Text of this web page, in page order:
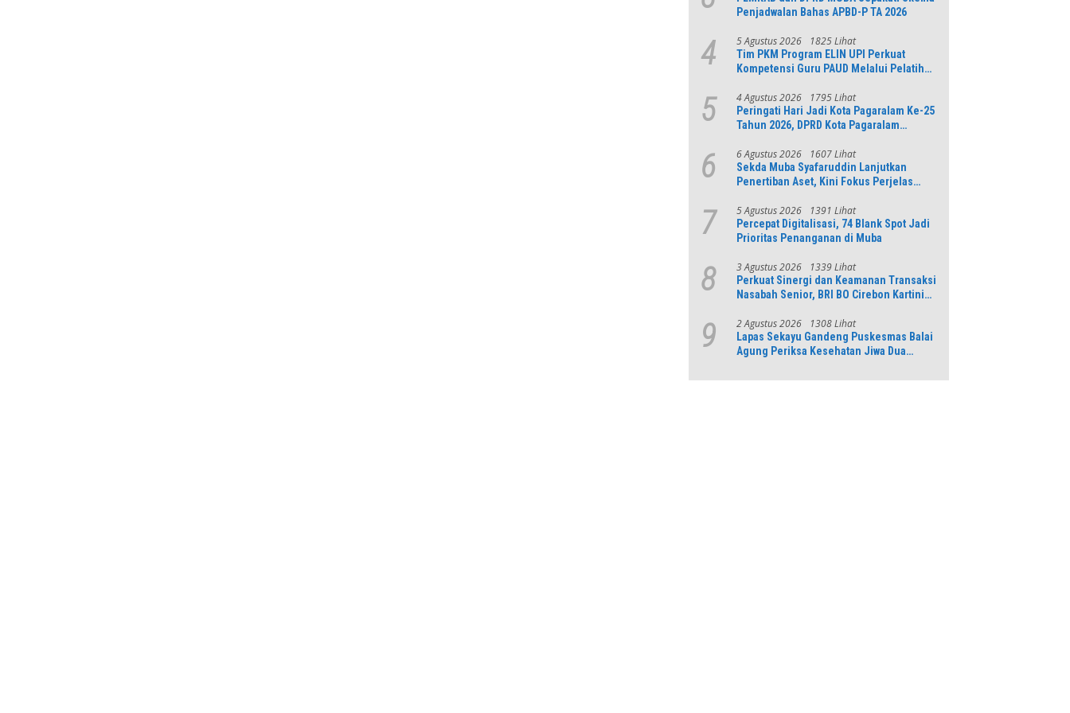
Penjadwalan Bahas APBD-P TA 2026
4 5 Agustus 2026 1825 Lihat
Tim PKM Program ELIN UPI Perkuat
Kompetensi Guru PAUD Melalui Pelatihan
Numerasi
5 4 Agustus 2026 1795 Lihat
Peringati Hari Jadi Kota Pagaralam Ke-25
Tahun 2026, DPRD Kota Pagaralam
6 6 Agustus 2026 1607 Lihat
Sekda Muba Syafaruddin Lanjutkan
Penertiban Aset, Kini Fokus Perjelas
7 5 Agustus 2026 1391 Lihat
Percepat Digitalisasi, 74 Blank Spot Jadi
Prioritas Penanganan di Muba
8 3 Agustus 2026 1339 Lihat
Perkuat Sinergi dan Keamanan Transaksi
Nasabah Senior, BRI BO Cirebon Kartini
9 2 Agustus 2026 1308 Lihat
Lapas Sekayu Gandeng Puskesmas Balai
Agung Periksa Kesehatan Jiwa Dua